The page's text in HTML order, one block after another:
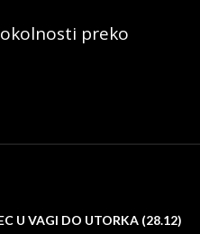
preko
U VAGI DO UTORKA (28.12)